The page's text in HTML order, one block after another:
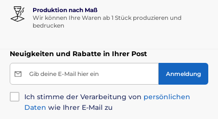
Produktion nach Maß
Wir können Ihre Waren ab 1 Stück produzieren und
bedrucken
Neuigkeiten und Rabatte in Ihrer Post
Gib deine E-Mail hier ein Anmeldung
Ich stimme der Verarbeitung von persönlichen
Daten wie Ihrer E-Mail zu